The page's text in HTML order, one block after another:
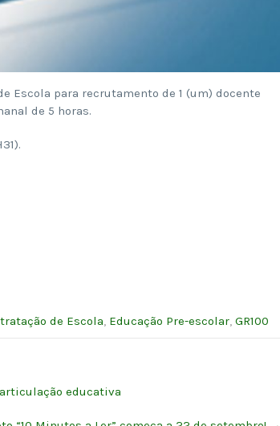
Escola para recrutamento de 1 (um) docente
de 5 horas.
de Escola, Educação Pre-escolar, GR100
educativa